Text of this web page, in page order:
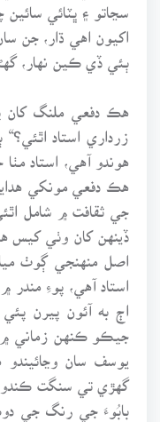
سڃاتو ۽ ڀٽائي سائين
اکيون اهي ڌار، جن
ٻئي ڏي ڪين نهار،
هڪ دفعي ملنگ کان
زرداري استاد اٿئي؟“
هوندو آهي، استاد
هڪ دفعي مونکي
جي ثقافت ۾ شامل
ڏينهن کان وٺي کيس
اصل منهنجي ڳوٺ
استاد آهي، پوءِ مندر
اڄ به آئون پيرن پئي
جيڪو ڪنهن زماني ۾
يوسف سان
گهڙي تي سنگت ڪندو
بابُوءَ جي رنگ جي